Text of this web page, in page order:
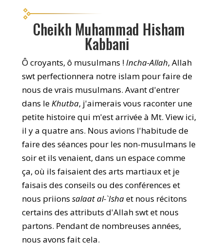
Cheikh Muhammad Hisham
Kabbani
Ô croyants, ô musulmans !Incha-Allah, Allah
swt perfectionnera notre islam pour faire de
nous de vrais musulmans. Avant d'entrer
dans leKhutba, j'aimerais vous raconter une
petite histoire qui m'est arrivée à Mt. View ici,
il y a quatre ans. Nous avions l'habitude de
faire des séances pour les non-musulmans le
soir et ils venaient, dans un espace comme
ça, où ils faisaient des arts martiaux et je
faisais des conseils ou des conférences et
nous priions salaat al-`Ishaet nous récitons
certains des attributs d'Allah swt et nous
partons. Pendant de nombreuses années,
nous avons fait cela.